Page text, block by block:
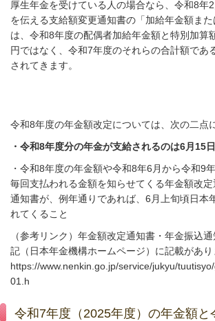
厚生年金を受けている人の場合なら、令和8年
を伝える支給額変更通知書の「加給年金額ま
は、令和8年度の配偶者加給年金額と特別加算
円ではなく、令和7年度のそれらの合計額であ
されてきます。
令和8年度の年金額改定については、次の二点
・令和8年度分の年金が支給されるのは6月15
・令和8年度の年金額や令和8年6 月から令和9年
毎回支払われる金額を知らせてくる年金額改
通知書が、例年通りであれば、 6 月上旬頃日本
れてくること
（参考リンク）年金額改定通知書・年金振込
記（日本年金機構ホームページ）に記載があり
https://www.nenkin.go.jp/service/jukyu/
01.h
令和7年度（2025年度）の年金額と